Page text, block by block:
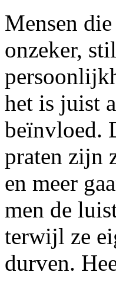
Mensen
onzeker,
het is juist
beïnvloed.
praten zijn
en meer
men de
terwijl ze
durven.